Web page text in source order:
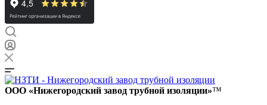
ООО «Нижегородский завод трубной изоляции»™